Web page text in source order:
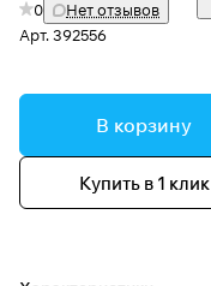
0
Нет отзывов
Арт.392556
В корзину
Купить в 1 клик